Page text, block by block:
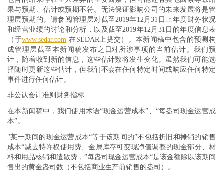
果与预期、估计或预期不符。无法保证影响公司的未来发展将是管
理层预期的。请参阅管理层对截至2019年12月31日止年度财务状况
和经营业绩的讨论和分析，以及截至2019年12月31日的年度信息表
（于www.sedar.com 在SEDAR上提交）。本新闻稿中包含的预测构
成管理层截至本新闻稿发布之日对所涉事项的当前估计。我们预
计，随着收到新的信息，这些估计数将发生变化。虽然我们可能选
择随时更新这些估计，但我们不会在任何特定时间或响应任何特定
事件进行任何估计。
非公认会计准则财务指标
在本新闻稿中，我们使用术语“现金运营成本”、“每盎司现金运营成
本”。
"某一期间的现金运营成本“等于该期间的”不包括折旧和摊销的销售
成本“减去特许权使用费、金属库存可变现净值调整的现金部分、材
料和用品核销和遣散费，”每盎司 现金运营成本“是该金额除以该期间
售出的黄金盎司数（不包括商业生产前销售的盎司 ）。